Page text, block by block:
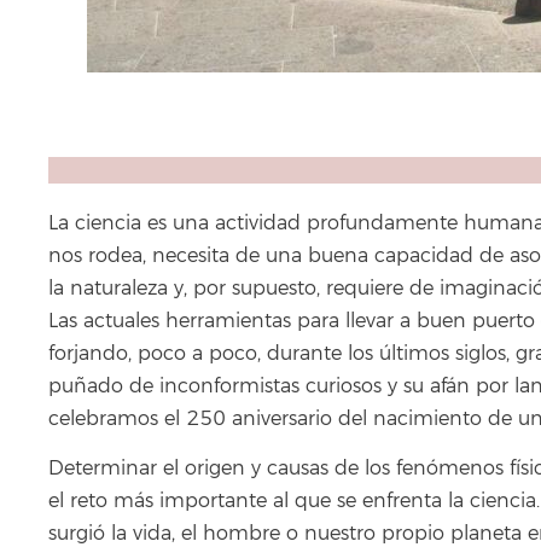
La ciencia es una actividad profundamente
nos rodea, necesita de una buena capacidad de
la naturaleza y, por supuesto, requiere de
Las actuales herramientas para llevar a buen
forjando, poco a poco, durante los últimos siglos,
puñado de inconformistas curiosos y su afán por
celebramos el 250 aniversario del nacimiento de
Determinar el origen y causas de los fenómenos
el reto más importante al que se enfrenta la
surgió la vida, el hombre o nuestro propio planeta